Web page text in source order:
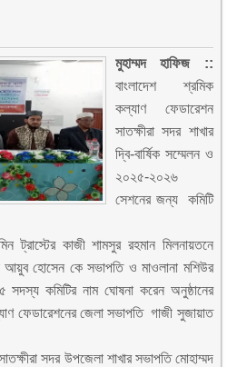
মুহাম্মদ হাফিজ ::
বাংলাদেশ শ্রমিক
কল্যাণ ফেডারেশন
সাতক্ষীরা সদর শাখার
দ্বি-বার্ষিক সম্মেলন ও
২০২৫-২০২৬
সেশনের জন্য কমিটি
ট্রাস্টের কাজী শামসুর রহমান মিলনায়তনে
আয়ুব হোসেন কে সভাপতি ও মাওলানা মশিউর
কমিটির নাম ঘোষনা করেন অনুষ্ঠানের
ফেডারেশনের জেলা সভাপতি গাজী সুজায়াত
সদর উপজেলা শাখার সভাপতি মোহাম্মদ